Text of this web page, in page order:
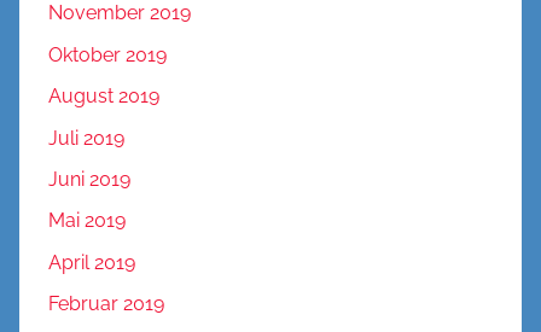
November 2019
Oktober 2019
August 2019
Juli 2019
Juni 2019
Mai 2019
April 2019
Februar 2019